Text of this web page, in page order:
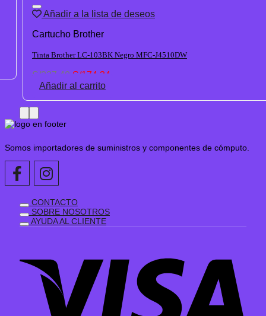
Añadir a la lista de deseos
Cartucho Brother
Tinta Brother LC-103BK Negro MFC-J4510DW
S/227.40 El
precio
S/174.34
Añadir al carrito
Somos importadores de suministros y componentes de cómputo.
CONTACTO
SOBRE NOSOTROS
AYUDA AL CLIENTE